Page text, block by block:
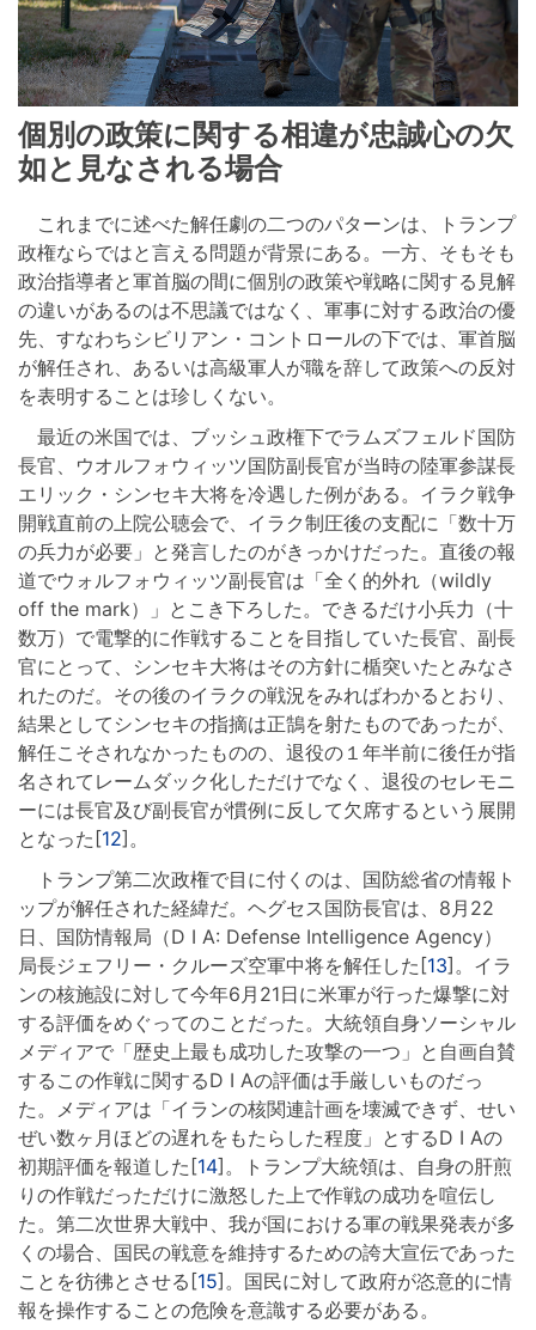
個別の政策に関する相違が忠誠心の欠
如と見なされる場合
これまでに述べた解任劇の二つのパターンは、トランプ
政権ならではと言える問題が背景にある。一方、そもそも
政治指導者と軍首脳の間に個別の政策や戦略に関する見解
の違いがあるのは不思議ではなく、軍事に対する政治の優
先、すなわちシビリアン・コントロールの下では、軍首脳
が解任され、あるいは高級軍人が職を辞して政策への反対
を表明することは珍しくない。
最近の米国では、ブッシュ政権下でラムズフェルド国防
長官、ウオルフォウィッツ国防副長官が当時の陸軍参謀長
エリック・シンセキ大将を冷遇した例がある。イラク戦争
開戦直前の上院公聴会で、イラク制圧後の支配に「数十万
の兵力が必要」と発言したのがきっかけだった。直後の報
道でウォルフォウィッツ副長官は「全く的外れ（wildly
off the mark）」とこき下ろした。できるだけ小兵力（十
数万）で電撃的に作戦することを目指していた長官、副長
官にとって、シンセキ大将はその方針に楯突いたとみなさ
れたのだ。その後のイラクの戦況をみればわかるとおり、
結果としてシンセキの指摘は正鵠を射たものであったが、
解任こそされなかったものの、退役の１年半前に後任が指
名されてレームダック化しただけでなく、退役のセレモニ
ーには長官及び副長官が慣例に反して欠席するという展開
となった[12]。
トランプ第二次政権で目に付くのは、国防総省の情報ト
ップが解任された経緯だ。ヘグセス国防長官は、8月22
日、国防情報局（D I A: Defense Intelligence Agency）
局長ジェフリー・クルーズ空軍中将を解任した[13]。イラ
ンの核施設に対して今年6月21日に米軍が行った爆撃に対
する評価をめぐってのことだった。大統領自身ソーシャル
メディアで「歴史上最も成功した攻撃の一つ」と自画自賛
するこの作戦に関するD I Aの評価は手厳しいものだっ
た。メディアは「イランの核関連計画を壊滅できず、せい
ぜい数ヶ月ほどの遅れをもたらした程度」とするD I Aの
初期評価を報道した[14]。トランプ大統領は、自身の肝煎
りの作戦だっただけに激怒した上で作戦の成功を喧伝し
た。第二次世界大戦中、我が国における軍の戦果発表が多
くの場合、国民の戦意を維持するための誇大宣伝であった
ことを彷彿とさせる[15]。国民に対して政府が恣意的に情
報を操作することの危険を意識する必要がある。